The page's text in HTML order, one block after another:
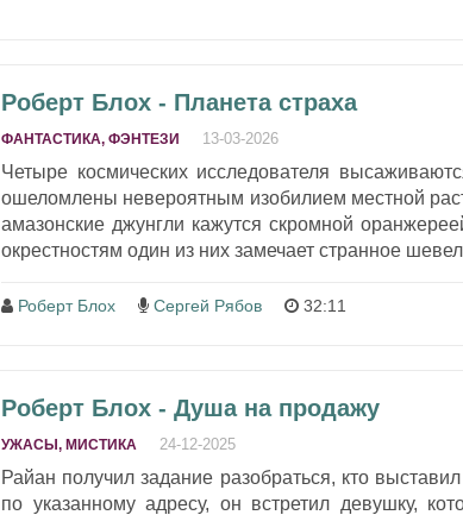
Роберт Блох - Планета страха
ФАНТАСТИКА, ФЭНТЕЗИ 13-03-2026
Четыре космических исследователя
ошеломлены невероятным изобилием местной
амазонские джунгли кажутся скромной
окрестностям один из них замечает странное
Роберт Блох Сергей Рябов 32:11
Роберт Блох - Душа на продажу
УЖАСЫ, МИСТИКА 24-12-2025
Райан получил задание разобраться, кто
по указанному адресу, он встретил девушку,